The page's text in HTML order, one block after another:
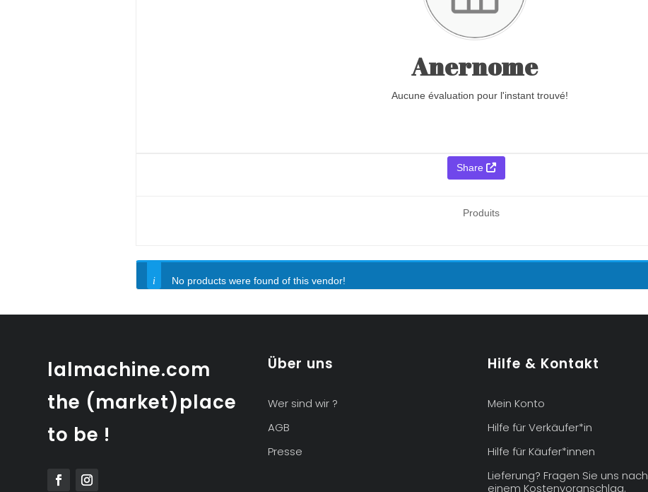
Anernome
Aucune évaluation pour l'instant trouvé!
Share
Produits
No products were found of this vendor!
lalmachine.com
the (market)place
to be !
Über uns
Wer sind wir ?
AGB
Presse
Hilfe & Kontakt
Mein Konto
Hilfe für Verkäufer*in
Hilfe für Käufer*innen
Lieferung? Fragen Sie uns nach
einem Kostenvoranschlag.